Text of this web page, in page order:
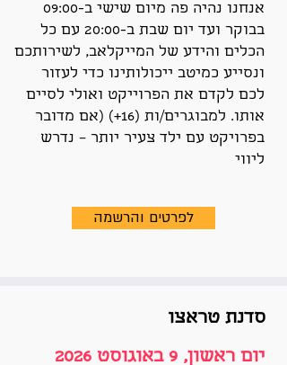
אנחנו נהיה פה מיום שישי ב-09:00
בבוקר ועד יום שבת ב-20:00 עם כל
הכלים והידע של המייקלאב, לשירותכם
ונסייע כמיטב ייכולותינו כדי לעזור
לכם לקדם את הפרוייקט ואולי לסיים
אותו. למבוגרים/ות (16+) (אם מדובר
בפרויקט עם ילד צעיר יותר – נדרש
ליווי
לפרטים והרשמה
סדנת טראצו
יום ראשון, 9 באוגוסט 2026